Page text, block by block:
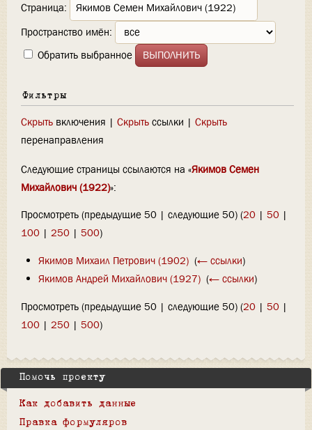
Страница:
Пространство имён:
Обратить выбранное
Фильтры
Скрыть включения | Скрыть ссылки | Скрыть
перенаправления
Следующие страницы ссылаются на «Якимов Семен
Михайлович (1922)»:
Просмотреть (предыдущие 50 | следующие 50) (20 | 50 |
100 | 250 | 500)
Якимов Михаил Петрович (1902)‎ (← ссылки)
Якимов Андрей Михайлович (1927)‎ (← ссылки)
Просмотреть (предыдущие 50 | следующие 50) (20 | 50 |
100 | 250 | 500)
Помочь проекту
Как добавить данные
Правка формуляров